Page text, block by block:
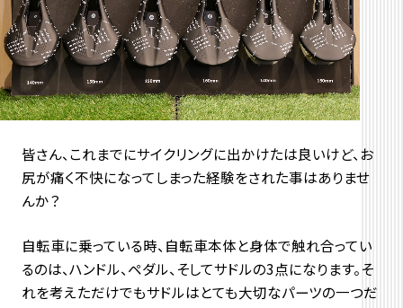
皆さん、これまでにサイクリングに出かけたは良いけど、お
尻が痛く不快になってしまった経験をされた事はありませ
んか？
自転車に乗っている時、自転車本体と身体で触れ合ってい
るのは、ハンドル、ペダル、そしてサドルの3点になります。そ
れを考えただけでもサドルはとても大切なパーツの一つだ